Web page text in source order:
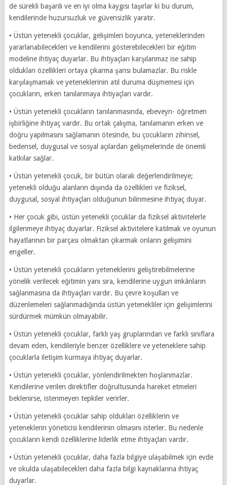
de sürekli başarılı ve en iyi olma kaygısı taşırlar ki bu durum,
kendilerinde huzursuzluk ve güvensizlik yaratır.
• Üstün yetenekli çocuklar, gelişimleri boyunca, yeteneklerinden
yararlanabilecekleri ve kendilerini gösterebilecekleri bir eğitim
modeline ihtiyaç duyarlar. Bu ihtiyaçları karşılanmaz ise sahip
oldukları özellikleri ortaya çıkarma şansı bulamazlar. Bu riskle
karşılaşmamak ve yeteneklerinin atıl duruma düşmemesi için
çocukların, erken tanılanmaya ihtiyaçları vardır.
• Üstün yetenekli çocukların tanılanmasında, ebeveyn- öğretmen
işbirliğine ihtiyaç vardır. Bu ortak çalışma, tanılamanın erken ve
doğru yapılmasını sağlamanın ötesinde, bu çocukların zihinsel,
bedensel, duygusal ve sosyal açılardan gelişmelerinde de önemli
katkılar sağlar.
• Üstün yetenekli çocuk, bir bütün olarak değerlendirilmeye;
yetenekli olduğu alanların dışında da özellikleri ve fiziksel,
duygusal, sosyal ihtiyaçları olduğunun bilinmesine ihtiyaç duyar.
• Her çocuk gibi, üstün yetenekli çocuklar da fiziksel aktivitelerle
ilgilenmeye ihtiyaç duyarlar. Fiziksel aktivitelere katılmak ve oyunun
hayatlarının bir parçası olmaktan çıkarmak onların gelişimini
engeller.
• Üstün yetenekli çocukların yeteneklerini geliştirebilmelerine
yönelik verilecek eğitimin yanı sıra, kendilerine uygun imkânların
sağlanmasına da ihtiyaçları vardır. Bu çevre koşulları ve
düzenlemeleri sağlanmadığında üstün yetenekliler için gelişimlerini
sürdürmek mümkün olmayabilir.
• Üstün yetenekli çocuklar, farklı yaş gruplarından ve farklı sınıflara
devam eden, kendileriyle benzer özelliklere ve yeteneklere sahip
çocuklarla iletişim kurmaya ihtiyaç duyarlar.
• Üstün yetenekli çocuklar, yönlendirilmekten hoşlanmazlar.
Kendilerine verilen direktifler doğrultusunda hareket etmeleri
beklenirse, istenmeyen tepkiler verirler.
• Üstün yetenekli çocuklar sahip oldukları özelliklerin ve
yeteneklerin yöneticisi kendilerinin olmasını isterler. Bu nedenle
çocukların kendi özelliklerine liderlik etme ihtiyaçları vardır.
• Üstün yetenekli çocuklar, daha fazla bilgiye ulaşabilmek için evde
ve okulda ulaşabilecekleri daha fazla bilgi kaynaklarına ihtiyaç
duyarlar.